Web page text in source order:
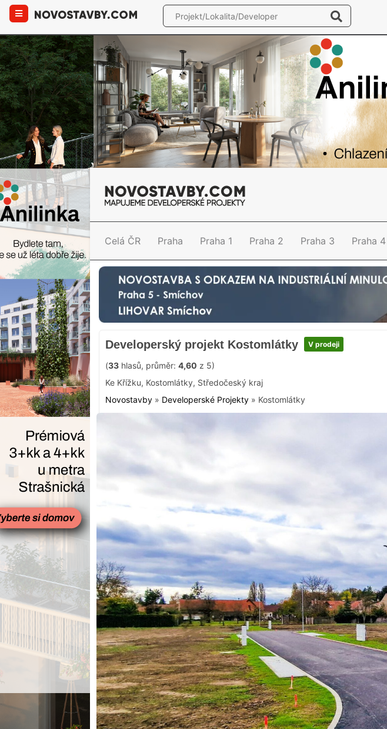
Celá ČR Praha Praha 1 Praha 2 Praha 3 Praha 4
Developerský projekt Kostomlátky V prodeji
(33 hlasů, průměr: 4,60 z 5)
Ke Křížku, Kostomlátky, Středočeský kraj
Novostavby » Developerské Projekty » Kostomlátky